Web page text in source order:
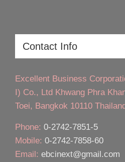
Contact Info
Excellent Business
I) Co., Ltd Khwang Phra
Toei, Bangkok 10110
Phone: 0-2742-7851-5
Mobile: 0-2742-7858-60
Email: ebcinext@gmail.com